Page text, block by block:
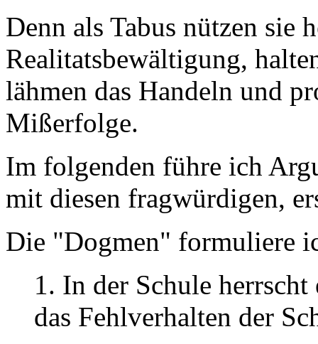
Denn als Tabus nützen sie
Realitatsbewältigung,
lähmen das Handeln und
Mißerfolge.
Im folgenden führe ich
mit diesen fragwürdigen,
Die "Dogmen" formuliere
1. In der Schule
das Fehlverhalten der